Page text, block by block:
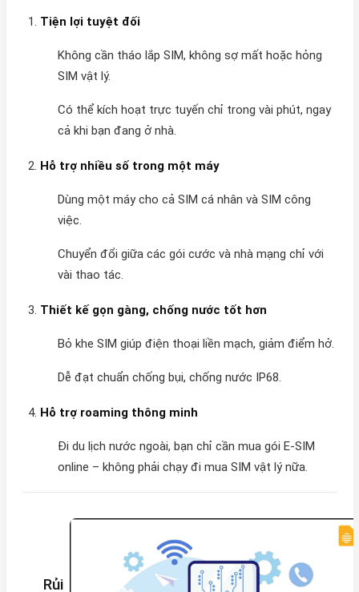
Tiện lợi tuyệt đối
Không cần tháo lắp SIM, không sợ mất hoặc hỏng
SIM vật lý.
Có thể kích hoạt trực tuyến chỉ trong vài phút, ngay
cả khi bạn đang ở nhà.
Hỗ trợ nhiều số trong một máy
Dùng một máy cho cả SIM cá nhân và SIM công
việc.
Chuyển đổi giữa các gói cước và nhà mạng chỉ với
vài thao tác.
Thiết kế gọn gàng, chống nước tốt hơn
Bỏ khe SIM giúp điện thoại liền mạch, giảm điểm hở.
Dễ đạt chuẩn chống bụi, chống nước IP68.
Hỗ trợ roaming thông minh
Đi du lịch nước ngoài, bạn chỉ cần mua gói E-SIM
online – không phải chạy đi mua SIM vật lý nữa.
Rủi